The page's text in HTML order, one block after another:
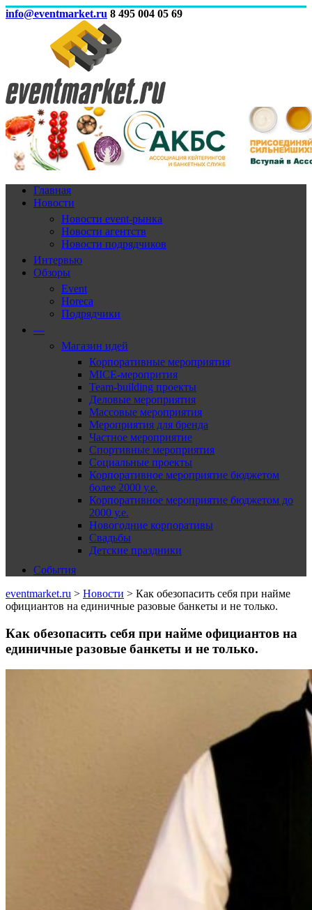
info@eventmarket.ru 8 495 004 05 69
Главная
Новости
Новости event-рынка
Новости агентств
Новости подрядчиков
Интервью
Обзоры
Event
Horeca
Подрядчики
—
Магазин идей
Корпоративные мероприятия
MICE-меропрития
Team-building проекты
Деловые мероприятия
Массовые мероприятия
Мероприятия для бренда
Частное мероприятие
Спортивные мероприятия
Социальные проекты
Корпоративное мероприятие бюджетом
более 2000 у.е.
Корпоративное мероприятие бюджетом до
2000 у.е.
Новогодние корпоративы
Свадьбы
Детские праздники
События
eventmarket.ru > Новости > Как обезопасить себя при найме
официантов на единичные разовые банкеты и не только.
Как обезопасить себя при найме официантов на
единичные разовые банкеты и не только.